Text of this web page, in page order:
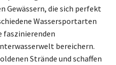
die sich perfekt
Wassersportarten
faszinierenden
bereichern.
Strände und schaffen